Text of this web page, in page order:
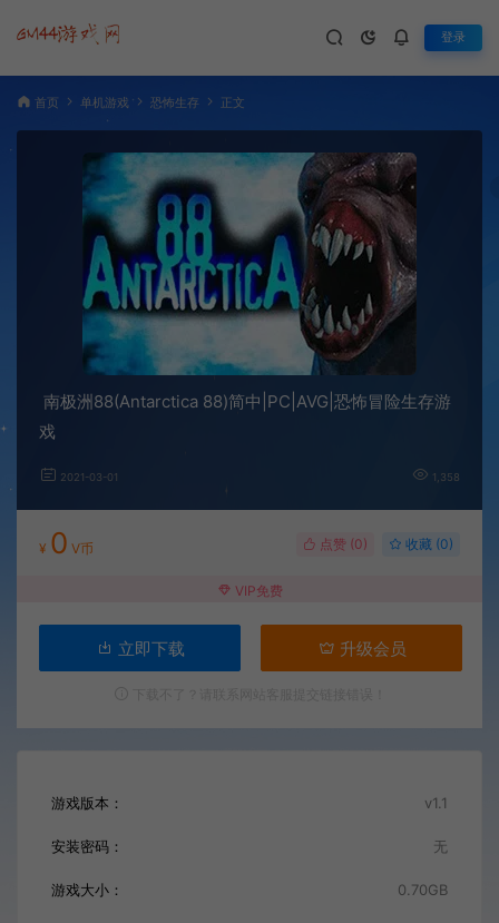
登录
首页 单机游戏 恐怖生存 正文
南极洲88(Antarctica 88)简中|PC|AVG|恐怖冒险生存游
戏
2021-03-01 1,358
¥ 0 V币 点赞 (0) 收藏 (0)
VIP免费
立即下载 升级会员
游戏版本： v1.1
安装密码： 无
游戏大小： 0.70GB